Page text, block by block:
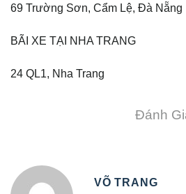
69 Trường Sơn, Cẩm Lệ, Đà Nẵng
BÃI XE TẠI NHA TRANG
24 QL1, Nha Trang
Đánh
VÕ TRANG